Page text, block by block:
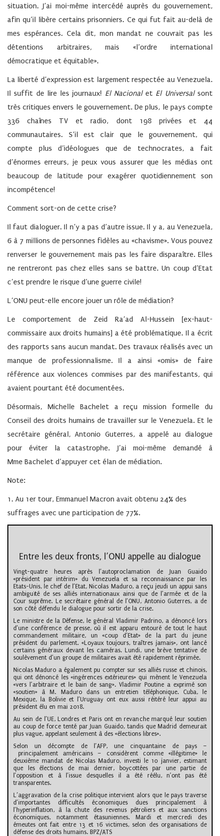
situation. J’ai moi-même intercédé auprès du gouvernement,
afin qu’il libère certains prisonniers. Ce qui fut fait au-delà de
mes espérances. Cela dit, mon mandat ne couvrait pas les
détentions arbitraires, mais «l’ordre international
démocratique et équitable».
La liberté d’expression est largement respectée au Venezuela.
Il suffit de lire les journaux! El Nacionalet El Universalsont
très critiques envers le gouvernement. De plus, le pays compte
336 chaînes TV et radio, dont 198 privées et 44
communautaires. S’il est clair que le gouvernement, qui
compte plus d’idéologues que de technocrates, a fait
d’énormes erreurs, je peux vous assurer que les médias ont
beaucoup de latitude pour exagérer quotidiennement son
incompétence!
Comment sort-on de cette crise?
Il faut dialoguer. Il n’y a pas d’autre issue. Il y a, au Venezuela,
6 à 7 millions de personnes fidèles au «chavisme». Vous pouvez
renverser le gouvernement mais pas les faire disparaître. Elles
ne rentreront pas chez elles sans se battre. Un coup d’Etat
c’est prendre le risque d’une guerre civile!
L’ONU peut-elle encore jouer un rôle de médiation?
Le comportement de Zeid Ra’ad Al-Hussein [ex-haut-
commissaire aux droits humains] a été problématique. Il a écrit
des rapports sans aucun mandat. Des travaux réalisés avec un
manque de professionnalisme. Il a ainsi «omis» de faire
référence aux violences commises par des manifestants, qui
avaient pourtant été documentées.
Désormais, Michelle Bachelet a reçu mission formelle du
Conseil des droits humains de travailler sur le Venezuela. Et le
secrétaire général, Antonio Guterres, a appelé au dialogue
pour éviter la catastrophe. J’ai moi-même demandé à
Mme Bachelet d’appuyer cet élan de médiation.
Note:
1. Au 1er tour, Emmanuel Macron avait obtenu 24% des
suffrages avec une participation de 77%.
Entre les deux fronts, l’ONU appelle au dialogue
Vingt-quatre heures après l’autoproclamation de Juan Guaido
«président par intérim» du Venezuela et sa reconnaissance par les
Etats-Unis, le chef de l’Etat, Nicolas Maduro, a reçu jeudi un appui sans
ambiguïté de ses alliés internationaux ainsi que de l’armée et de la
Cour suprême. Le secrétaire général de l’ONU, Antonio Guterres, a de
son côté défendu le dialogue pour sortir de la crise.
Le ministre de la Défense, le général Vladimir Padrino, a dénoncé lors
d’une conférence de presse, où il est apparu entouré de tout le haut
commandement militaire, un «coup d’Etat» de la part du jeune
président du parlement. «Loyaux toujours, traîtres jamais», ont lancé
certains généraux devant les caméras. Lundi, une brève tentative de
soulèvement d’un groupe de militaires avait été rapidement réprimée.
Nicolas Maduro a également pu compter sur ses alliés russe et chinois,
qui ont dénoncé les «ingérences extérieures» qui mènent le Venezuela
«vers l’arbitraire et le bain de sang». Vladimir Poutine a exprimé son
«soutien» à M. Maduro dans un entretien téléphonique. Cuba, le
Mexique, la Bolivie et l’Uruguay ont eux aussi réitéré leur appui au
président élu en mai 2018.
Au sein de l’UE, Londres et Paris ont en revanche marqué leur soutien
au coup de force tenté par Juan Guaido, tandis que Madrid demeurait
plus vague, appelant seulement à des «élections libres».
Selon un décompte de l’AFP, une cinquantaine de pays –
principalement américains – considèrent comme «illégitime» le
deuxième mandat de Nicolas Maduro, investi le 10 janvier, estimant
que les élections de mai dernier, boycottées par une partie de
l’opposition et à l’issue desquelles il a été réélu, n’ont pas été
transparentes.
L’aggravation de la crise politique intervient alors que le pays traverse
d’importantes difficultés économiques dues principalement à
l’hyperinflation, à la chute des revenus pétroliers et aux sanctions
économiques, notamment étasuniennes. Mardi et mercredi des
émeutes ont fait entre 13 et 16 victimes, selon des organisations de
défense des droits humains. BPZ/ATS